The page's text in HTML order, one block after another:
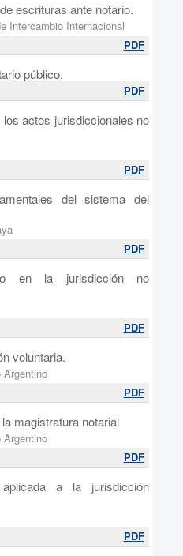
escrituras ante notario.
Intercambio Internacional
PDF
público.
PDF
actos jurisdiccionales no
PDF
del sistema del
PDF
en la jurisdicción no
PDF
voluntaria.
Argentino
PDF
magistratura notarial
Argentino
PDF
a la jurisdicción
PDF